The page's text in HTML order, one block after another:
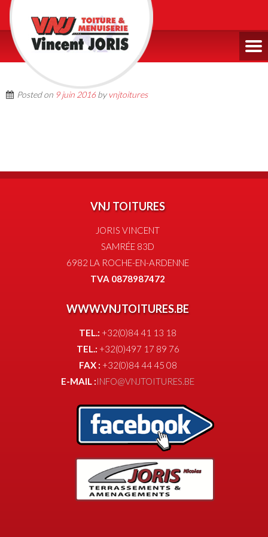
Posted on 9 juin 2016by vnjtoitures
VNJ TOITURES
JORIS VINCENT
SAMRÉE 83D
6982 LA ROCHE-EN-ARDENNE
TVA 0878987472
WWW.VNJTOITURES.BE
TEL.: +32(0)84 41 13 18
TEL.: +32(0)497 17 89 76
FAX : +32(0)84 44 45 08
E-MAIL :INFO@VNJTOITURES.BE